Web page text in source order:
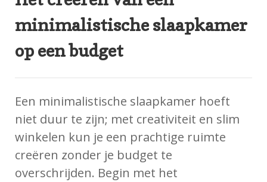
minimalistische slaapkamer
op een budget
Een minimalistische slaapkamer hoeft
niet duur te zijn; met creativiteit en slim
winkelen kun je een prachtige ruimte
creëren zonder je budget te
overschrijden. Begin met het